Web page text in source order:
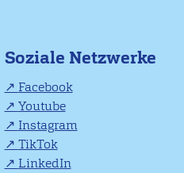
Soziale Netzwerke
Facebook
Youtube
Instagram
TikTok
LinkedIn